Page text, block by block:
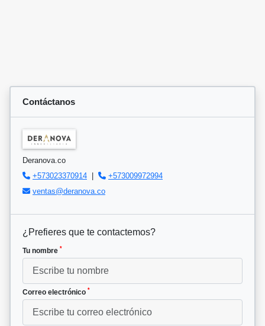
Contáctanos
Deranova.co
+573023370914 |
+573009972994
ventas@deranova.co
¿Prefieres que te contactemos?
Tu nombre *
Correo electrónico *